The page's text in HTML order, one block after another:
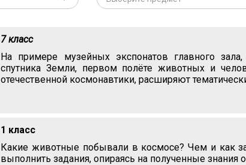
7 класс
На примере музейных экспонатов главного
спутника Земли, первом полёте животных и
отечественной космонавтики, расширяют
1 класс
Какие животные побывали в космосе? Чем и как
выполнить задания, опираясь на полученные